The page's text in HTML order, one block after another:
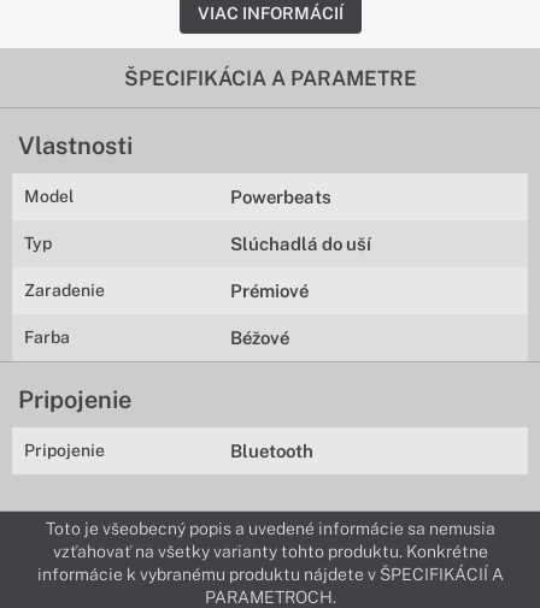
VIAC INFORMÁCIÍ
ŠPECIFIKÁCIA A PARAMETRE
Vlastnosti
Model Powerbeats
Typ Slúchadlá do uší
Zaradenie Prémiové
Farba Béžové
Pripojenie
Pripojenie Bluetooth
Toto je všeobecný popis a uvedené informácie sa nemusia
vzťahovať na všetky varianty tohto produktu. Konkrétne
informácie k vybranému produktu nájdete v ŠPECIFIKÁCIÍ A
PARAMETROCH.